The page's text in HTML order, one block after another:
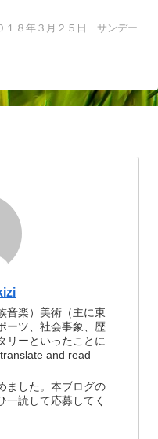
１８年３月２５日 サンデー
音楽）美術（主に東
ーツ、社会事象、歴
リーといったことに
and read
ました。本ブログの
一読して応募してく